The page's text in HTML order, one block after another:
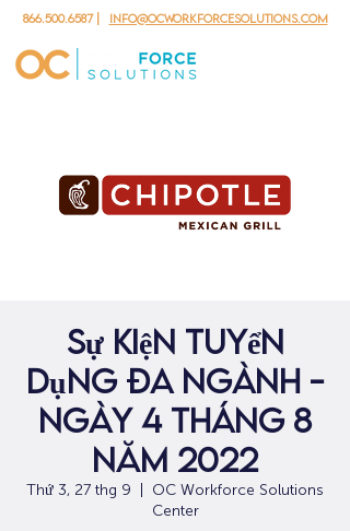
866.500.6587| info@ocworkforcesolutions.com
Sự kiện tuyển
dụng đa ngành -
ngày 4 tháng 8
năm 2022
Thứ 3, 27 thg 9
OC Workforce Solutions
Center